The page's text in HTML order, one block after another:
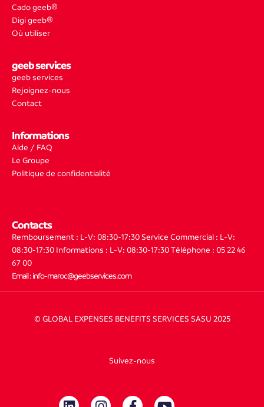
Cado geeb®
Digi geeb®
Où utiliser
geeb services
geeb services
Rejoignez-nous
Contact
Informations
Aide / FAQ
Le Groupe
Politique de confidentialité
Contacts
Remboursement : L-V: 08:30-17:30 Service Commercial : L-V:
08:30-17:30 Informations : L-V: 08:30-17:30 Téléphone : 05 22 46
67 00
Email : info-maroc@geebservices.com
© GLOBAL EXPENSES BENEFITS SERVICES SASU 2025
Suivez-nous